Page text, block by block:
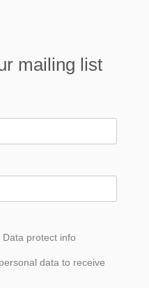
mailing list
Data protect info
data to receive